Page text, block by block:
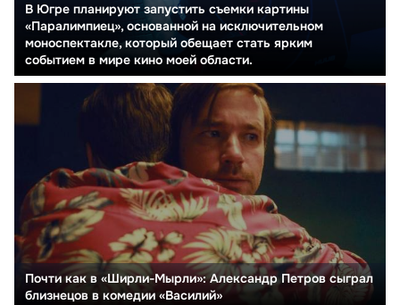
В Югре планируют запустить съемки картины
«Паралимпиец», основанной на исключительном
моноспектакле, который обещает стать ярким
событием в мире кино моей области.
Почти как в «Ширли-Мырли»: Александр Петров сыграл
близнецов в комедии «Василий»